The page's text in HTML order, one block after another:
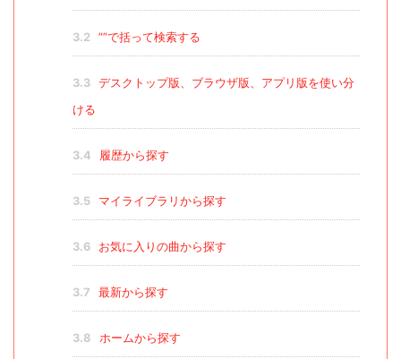
3.2 ””で括って検索する
3.3
デスクトップ版、ブラウザ版、アプリ版を使い分
ける
3.4 履歴から探す
3.5 マイライブラリから探す
3.6 お気に入りの曲から探す
3.7 最新から探す
3.8 ホームから探す